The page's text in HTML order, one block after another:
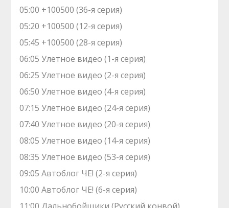
05:00 +100500 (36-я серия)
05:20 +100500 (12-я серия)
05:45 +100500 (28-я серия)
06:05 Улетное видео (1-я серия)
06:25 Улетное видео (2-я серия)
06:50 Улетное видео (4-я серия)
07:15 Улетное видео (24-я серия)
07:40 Улетное видео (20-я серия)
08:05 Улетное видео (14-я серия)
08:35 Улетное видео (53-я серия)
09:05 Автоблог ЧЕ! (2-я серия)
10:00 Автоблог ЧЕ! (6-я серия)